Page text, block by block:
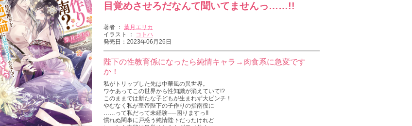
目覚めさせろだなんて聞いてませんっ……!!
著者 ： 葉月エリカ
イラスト ：
コトハ
発売日：2023年06月26日
陛下の性教育係になったら純情キャラ→肉食系に急変です
か！
私がトリップした先は中華風の異世界。
ワケあってこの世界から性知識が消えていて!?
このままでは新たな子どもが生まれず大ピンチ！
やむなく私が皇帝陛下の子作りの指南役に
……って私だって未経験──困りますっ!!
慣れぬ閨事に戸惑う純情陛下だったけれど